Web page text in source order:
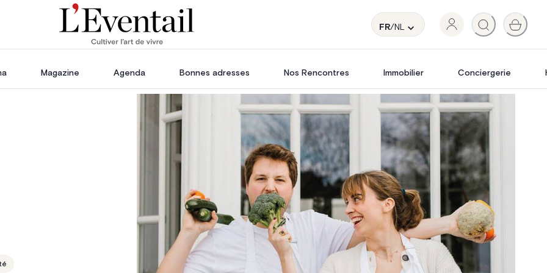
FR/NL
Voyage, Évasion & Escapade
Magazine Agenda Bonnes adresses Nos Rencontres Immobilier Conciergerie